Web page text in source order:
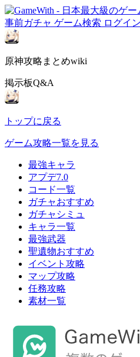
事前ガチャ ゲーム検索 ログイン
原神攻略まとめwiki
掲示板Q&A
トップに戻る
ゲーム攻略一覧を見る
最強キャラ
アプデ7.0
コード一覧
ガチャおすすめ
ガチャシミュ
キャラ一覧
最強武器
聖遺物おすすめ
イベント攻略
マップ攻略
任務攻略
素材一覧